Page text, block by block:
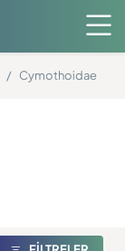
Cymothoidae